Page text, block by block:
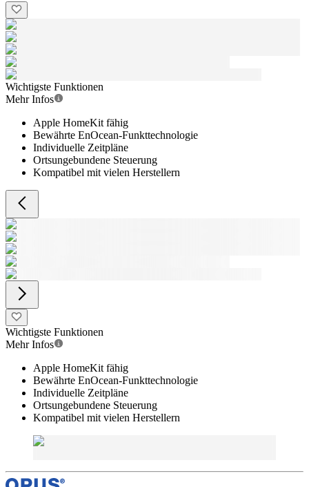
Wichtigste Funktionen
Mehr Infos
Apple HomeKit fähig
Bewährte EnOcean-Funkttechnologie
Individuelle Zeitpläne
Ortsungebundene Steuerung
Kompatibel mit vielen Herstellern
Wichtigste Funktionen
Mehr Infos
Apple HomeKit fähig
Bewährte EnOcean-Funkttechnologie
Individuelle Zeitpläne
Ortsungebundene Steuerung
Kompatibel mit vielen Herstellern